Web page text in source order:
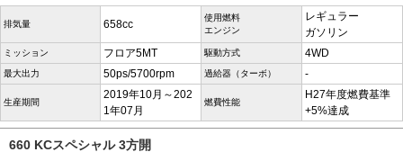
排気量 658cc
使用燃料
エンジン
レギュラー
ガソリン
ミッション フロア5MT 駆動方式 4WD
最大出力 50ps/5700rpm 過給器（ターボ） -
生産期間
2019年10月～202
1年07月
燃費性能
H27年度燃費基準
+5%達成
660 KCスペシャル 3方開